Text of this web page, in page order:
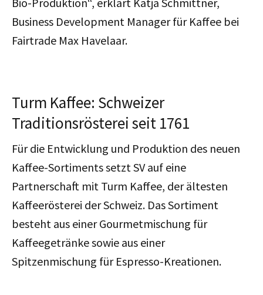
Business Development Manager für Kaffee bei
Fairtrade Max Havelaar.
Turm Kaffee: Schweizer
Traditionsrösterei seit 1761
Für die Entwicklung und Produktion des neuen
Kaffee-Sortiments setzt SV auf eine
Partnerschaft mit Turm Kaffee, der ältesten
Kaffeerösterei der Schweiz. Das Sortiment
besteht aus einer Gourmetmischung für
Kaffeegetränke sowie aus einer
Spitzenmischung für Espresso-Kreationen.